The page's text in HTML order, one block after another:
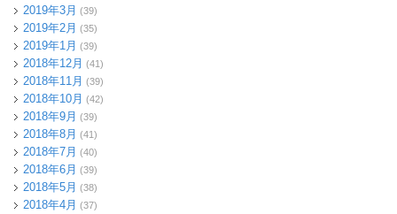
2019年3月 (39)
2019年2月 (35)
2019年1月 (39)
2018年12月 (41)
2018年11月 (39)
2018年10月 (42)
2018年9月 (39)
2018年8月 (41)
2018年7月 (40)
2018年6月 (39)
2018年5月 (38)
2018年4月 (37)